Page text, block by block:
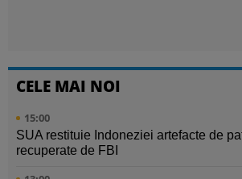
CELE MAI NOI
15:00
SUA restituie Indoneziei artefacte de
recuperate de FBI